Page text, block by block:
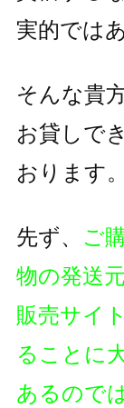
実的では
そんな貴
お貸しで
おります。
先ず、 ご
物の発送
販売サイ
ることに
あるので